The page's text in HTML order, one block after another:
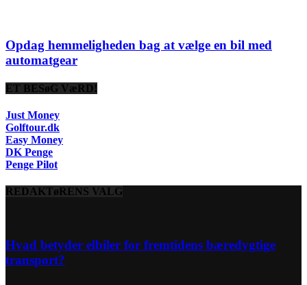
Opdag hemmeligheden bag at vælge en bil med
automatgear
ET BESøG VæRD!
Just Money
Golftour.dk
Easy Money
DK Penge
Penge Pilot
REDAKTøRENS VALG
Hvad betyder elbiler for fremtidens bæredygtige
transport?